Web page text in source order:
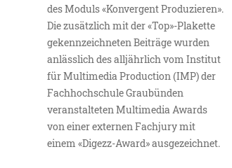
des Moduls «Konvergent Produzieren».
Die zusätzlich mit der «Top»-Plakette
gekennzeichneten Beiträge wurden
anlässlich des alljährlich vom Institut
für Multimedia Production (IMP) der
Fachhochschule Graubünden
veranstalteten Multimedia Awards
von einer externen Fachjury mit
einem «Digezz-Award» ausgezeichnet.